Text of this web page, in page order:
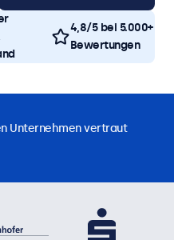
4,8/5 bei 5.000+
Bewertungen
Unternehmen vertraut